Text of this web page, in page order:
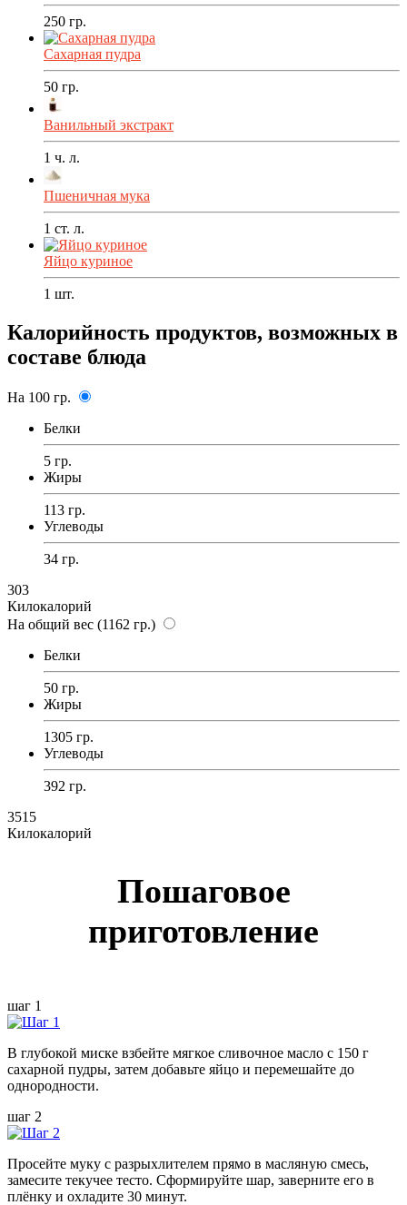
250 гр.
Сахарная пудра
50 гр.
Ванильный экстракт
1 ч. л.
Пшеничная мука
1 ст. л.
Яйцо куриное
1 шт.
Калорийность продуктов, возможных в
составе блюда
На 100 гр.
Белки
5 гр.
Жиры
113 гр.
Углеводы
34 гр.
303
Килокалорий
На общий вес (1162 гр.)
Белки
50 гр.
Жиры
1305 гр.
Углеводы
392 гр.
3515
Килокалорий
Пошаговое
приготовление
шаг 1
В глубокой миске взбейте мягкое сливочное масло с 150 г
сахарной пудры, затем добавьте яйцо и перемешайте до
однородности.
шаг 2
Просейте муку с разрыхлителем прямо в масляную смесь,
замесите текучее тесто. Сформируйте шар, заверните его в
плёнку и охладите 30 минут.